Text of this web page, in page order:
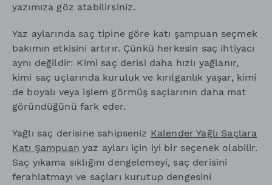
yazımıza göz atabilirsiniz.
Yaz aylarında saç tipine göre katı şampuan seçmek
bakımın etkisini artırır. Çünkü herkesin saç ihtiyacı
aynı değildir: Kimi saç derisi daha hızlı yağlanır,
kimi saç uçlarında kuruluk ve kırılganlık yaşar, kimi
de boyalı veya işlem görmüş saçlarının daha mat
göründüğünü fark eder.
Yağlı saç derisine sahipseniz Kalender Yağlı Saçlara
Katı Şampuan yaz ayları için iyi bir seçenek olabilir.
Saç yıkama sıklığını dengelemeyi, saç derisini
ferahlatmayı ve saçları kurutup dengesini